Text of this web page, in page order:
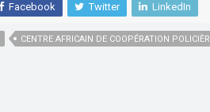
Facebook Twitter LinkedIn
CENTRE AFRICAIN DE COOPÉRATION